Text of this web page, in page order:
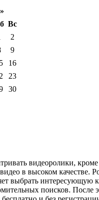
Вс
2
9
16
23
30
видеоролики, кроме
в высоком качестве.
выбрать интересующую
поисков. После